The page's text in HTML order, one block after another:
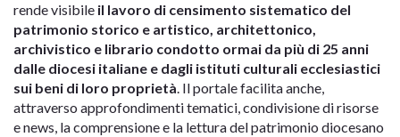
rende visibile il lavoro di censimento sistematico del
patrimonio storico e artistico, architettonico,
archivistico e librario condotto ormai da più di 25 anni
dalle diocesi italiane e dagli istituti culturali ecclesiastici
sui beni di loro proprietà. Il portale facilita anche,
attraverso approfondimenti tematici, condivisione di risorse
e news, la comprensione e la lettura del patrimonio diocesano